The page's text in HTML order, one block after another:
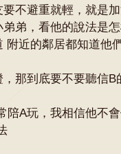
不避重就輕，就是
弟，看他的說法是
附近的鄰居都知道他
那到底要不要聽信B
陪A玩，我相信他不